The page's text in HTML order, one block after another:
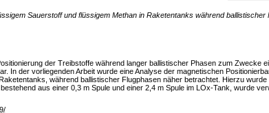
Sauerstoff und flüssigem Methan in Raketentanks während ballistischer
der Treibstoffe während langer ballistischer Phasen zum Zwecke
In der vorliegenden Arbeit wurde eine Analyse der magnetischen
während ballistischer Flugphasen näher betrachtet. Hierzu
aus einer 0,3 m Spule und einer 2,4 m Spule im LOx-Tank, wurde